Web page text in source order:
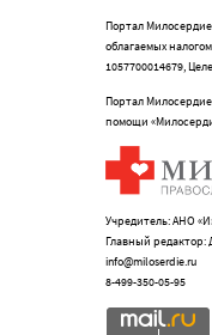
Портал
облагаемых
1057700014679,
Портал
помощи
Учредитель: АНО
Главный редактор:
info@miloserdie.ru
8-499-350-05-95